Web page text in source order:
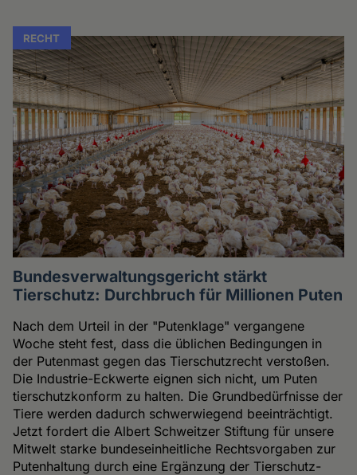
RECHT
Bundesverwaltungsgericht stärkt
Tierschutz: Durchbruch für Millionen Puten
Nach dem Urteil in der "Putenklage" vergangene
Woche steht fest, dass die üblichen Bedingungen in
der Putenmast gegen das Tierschutzrecht verstoßen.
Die Industrie-Eckwerte eignen sich nicht, um Puten
tierschutzkonform zu halten. Die Grundbedürfnisse der
Tiere werden dadurch schwerwiegend beeinträchtigt.
Jetzt fordert die Albert Schweitzer Stiftung für unsere
Mitwelt starke bundeseinheitliche Rechtsvorgaben zur
Putenhaltung durch eine Ergänzung der Tierschutz-